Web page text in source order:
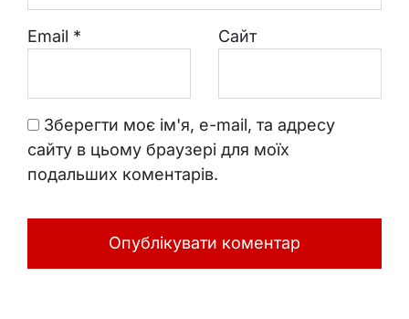
Email * Сайт
Зберегти моє ім'я, e-mail, та адресу
сайту в цьому браузері для моїх
подальших коментарів.